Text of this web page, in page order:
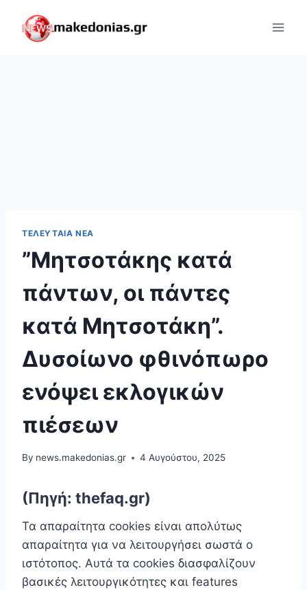
content
ΤΕΛΕΥΤΑΊΑ ΝΈΑ
”Μητσοτάκης κατά
πάντων, οι πάντες
κατά Μητσοτάκη”.
Δυσοίωνο φθινόπωρο
ενόψει εκλογικών
πιέσεων
By news.makedonias.gr 4 Αυγούστου, 2025
(Πηγή: thefaq.gr)
Τα απαραίτητα cookies είναι απoλύτως
απαραίτητα για να λειτουργήσει σωστά ο
ιστότοπος. Αυτά τα cookies διασφαλίζουν
βασικές λειτουργικότητες και features